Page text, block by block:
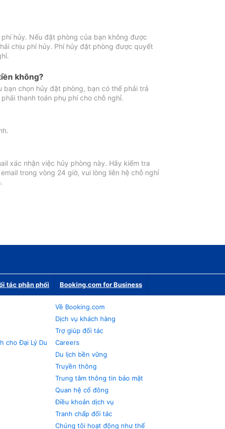
hủy. Nếu đặt phòng của bạn không được
chịu phí hủy. Phí hủy đặt phòng được quyết
không?
bạn chọn hủy đặt phòng, bạn có thể phải trả
thanh toán phụ phí cho chỗ nghỉ.
xác nhận việc hủy phòng này. Hãy kiểm tra
trong vòng 24 giờ, vui lòng liên hệ chỗ nghỉ
tác phân phối Booking.com for Business
cho Đại Lý Du
Về Booking.com
Dịch vụ khách hàng
Trợ giúp đối tác
Careers
Du lịch bền vững
Truyền thông
Trung tâm thông tin bảo mật
Quan hệ cổ đông
Điều khoản dịch vụ
Tranh chấp đối tác
Chúng tôi hoạt động như thế